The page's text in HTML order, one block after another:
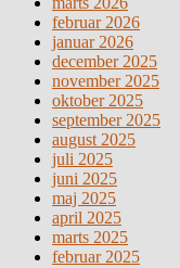
februar 2026
januar 2026
december 2025
november 2025
oktober 2025
september 2025
august 2025
juli 2025
juni 2025
maj 2025
april 2025
marts 2025
februar 2025